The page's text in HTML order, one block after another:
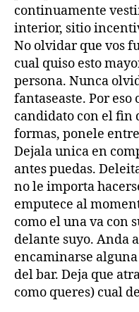
continuamente
interior, sitio
No olvidar que vos
cual quiso esto
persona. Nunca
fantaseaste. Por eso
candidato con el fin
formas, ponele
Dejala unica en
antes puedas.
no le importa
emputece al
como el una va con
delante suyo. Anda
encaminarse
del bar. Deja que
como queres) cual